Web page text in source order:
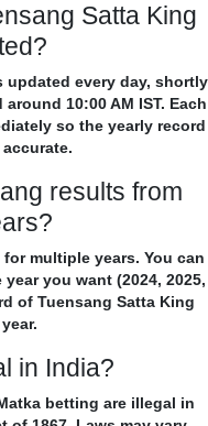
Satta King
updated every day, shortly
10:00 AM IST. Each
so the yearly record
results from
multiple years. You can
you want (2024, 2025,
of Tuensang Satta King
in India?
betting are illegal in